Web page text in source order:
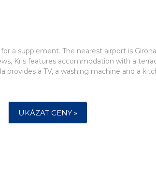
a supplement. The nearest airport is
Kris features accommodation with a
provides a TV, a washing machine and a
UKÁZAT CENY »